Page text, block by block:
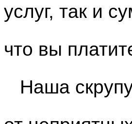
услуг, так и
что вы
Наша